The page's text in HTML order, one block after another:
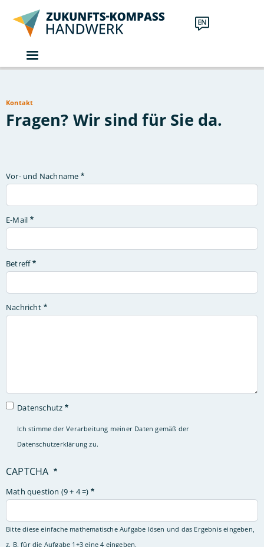
Direkt zum Inhalt
Kontakt
Fragen? Wir sind für Sie da.
Vor- und Nachname
E-Mail
Betreff
Nachricht
Datenschutz
Ich stimme der Verarbeitung meiner Daten gemäß der
Datenschutzerklärung zu.
CAPTCHA
Math question (9 + 4 =)
Bitte diese einfache mathematische Aufgabe lösen und das Ergebnis eingeben,
z. B. für die Aufgabe 1+3 eine 4 eingeben.